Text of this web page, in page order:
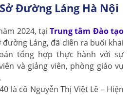
Đường Láng Hà Nội
2024, tạiTrung tâm Đào tạo
đường Láng, đã diễn ra buổi khai
tổng hợp thực hành với sự
và giảng viên, phòng giáo vụ
là cô Nguyễn Thị Việt Lê – Hiện